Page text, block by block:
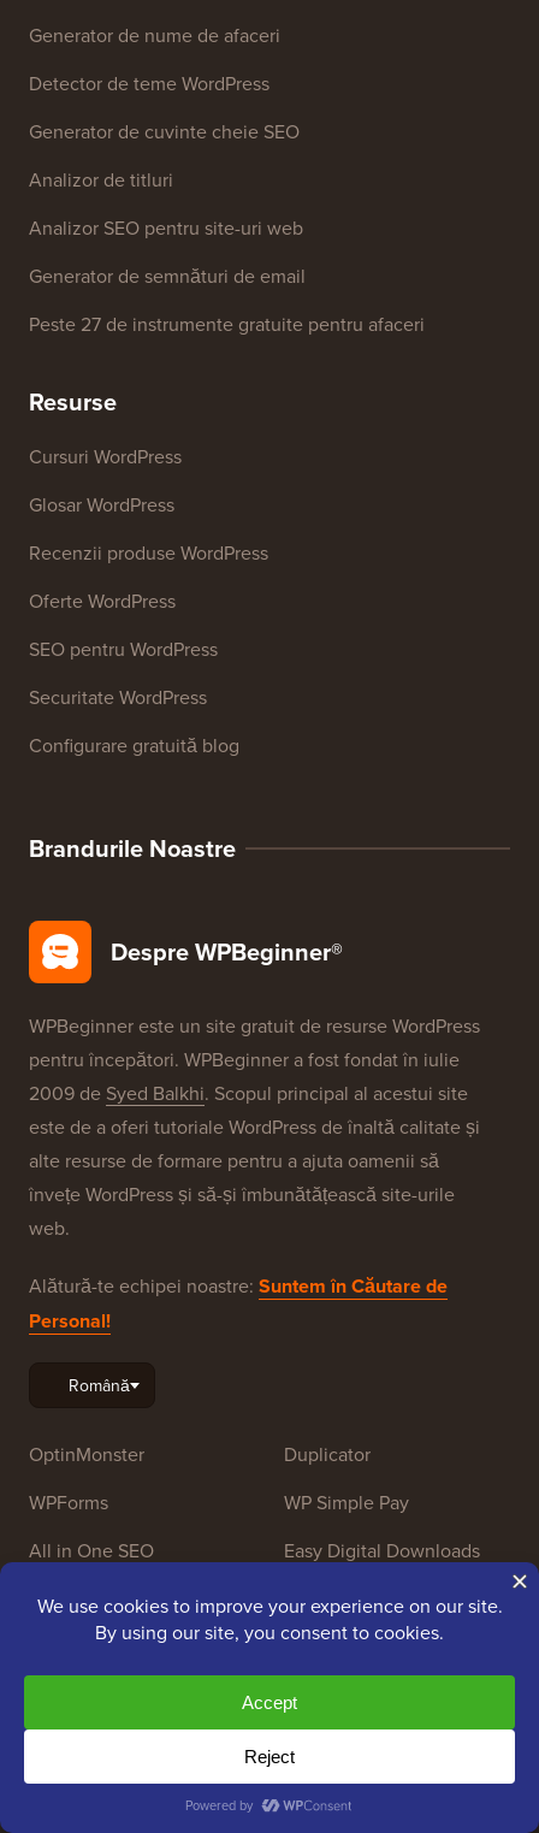
Generator de nume de afaceri
Detector de teme WordPress
Generator de cuvinte cheie SEO
Analizor de titluri
Analizor SEO pentru site-uri web
Generator de semnături de email
Peste 27 de instrumente gratuite pentru afaceri
Resurse
Cursuri WordPress
Glosar WordPress
Recenzii produse WordPress
Oferte WordPress
SEO pentru WordPress
Securitate WordPress
Configurare gratuită blog
Brandurile Noastre
Despre WPBeginner®
WPBeginner este un site gratuit de resurse WordPress
pentru începători. WPBeginner a fost fondat în iulie
2009 de Syed Balkhi. Scopul principal al acestui site
este de a oferi tutoriale WordPress de înaltă calitate și
alte resurse de formare pentru a ajuta oamenii să
învețe WordPress și să-și îmbunătățească site-urile
web.
Alătură-te echipei noastre: Suntem în Căutare de
Personal!
OptinMonster
WPForms
All in One SEO
MonsterInsights
WP Mail SMTP
Nameboy
Duplicator
WP Simple Pay
Easy Digital Downloads
SearchWP
RafflePress
PushEngage
AffiliateWP